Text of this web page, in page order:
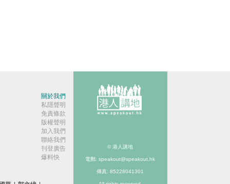
關於我們
私隱聲明
免責條款
版權聲明
加入我們
聯絡我們
刊登廣告
爆料快
© 港人講地
電郵: speakout@speakout.hk
傳真: 85228041301